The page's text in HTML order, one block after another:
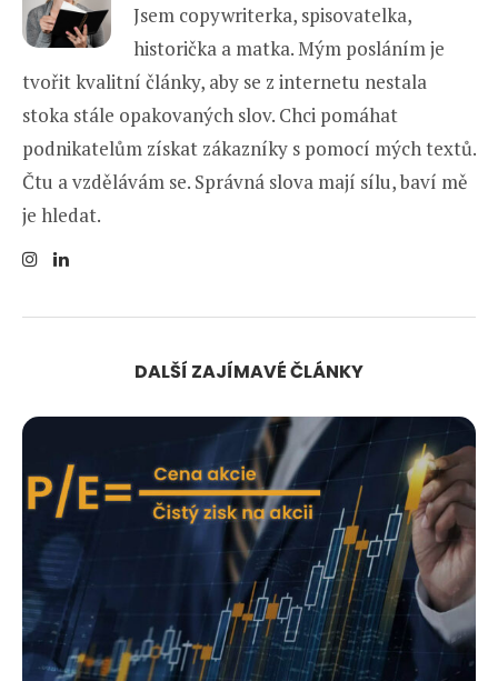
Jsem copywriterka, spisovatelka,
historička a matka. Mým posláním je
tvořit kvalitní články, aby se z internetu nestala
stoka stále opakovaných slov. Chci pomáhat
podnikatelům získat zákazníky s pomocí mých textů.
Čtu a vzdělávám se. Správná slova mají sílu, baví mě
je hledat.
DALŠÍ ZAJÍMAVÉ ČLÁNKY